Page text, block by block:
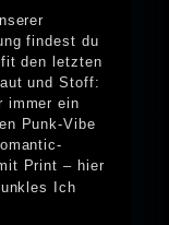
findest du
den letzten
und Stoff:
immer ein
Punk-Vibe
Print – hier
Ich